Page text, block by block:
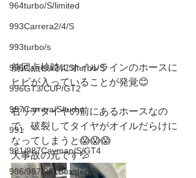
964turbo/S/limited
993Carrera2/4/S
993turbo/s
996Carrera2/4/S/turbo/S
996GT3/CUP/GT2
997Carrera/S/turbo
991
981/987Cayman/S/GT4
986/987/981Boxster/S
前回点検時にオイルラインのホースに
ヒビが入っていることが発覚😊
右リアタイヤの前にあるホースなの
で、破裂してタイヤがオイルだらけに
なってしまうと😱😱😱
大事故の元です💦